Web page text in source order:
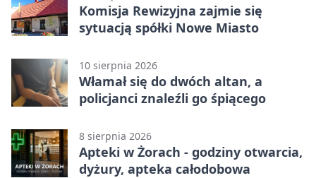
Komisja Rewizyjna zajmie się
sytuacją spółki Nowe Miasto
10 sierpnia 2026
Włamał się do dwóch altan, a
policjanci znaleźli go śpiącego
8 sierpnia 2026
Apteki w Żorach - godziny otwarcia,
dyżury, apteka całodobowa